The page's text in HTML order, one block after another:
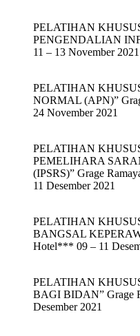
PELATIHAN
PENGENDALIAN
11 – 13 November 2021
PELATIHAN
NORMAL (APN)”
24 November 2021
PELATIHAN
PEMELIHARA
(IPSRS)” Grage
11 Desember 2021
PELATIHAN
BANGSAL
Hotel*** 09 – 11
PELATIHAN
BAGI BIDAN” Grage
Desember 2021